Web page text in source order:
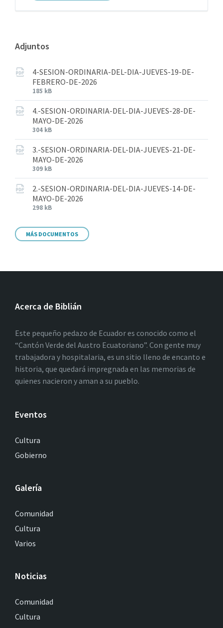
Adjuntos
4-SESION-ORDINARIA-DEL-DIA-JUEVES-19-DE-
FEBRERO-DE-2026
185 kB
4.-SESION-ORDINARIA-DEL-DIA-JUEVES-28-DE-
MAYO-DE-2026
304 kB
3.-SESION-ORDINARIA-DEL-DIA-JUEVES-21-DE-
MAYO-DE-2026
309 kB
2.-SESION-ORDINARIA-DEL-DIA-JUEVES-14-DE-
MAYO-DE-2026
298 kB
MÁS DOCUMENTOS
Acerca de Biblián
Este pequeño pedazo de Ecuador es conocido como el
“Cantón Verde del Austro Ecuatoriano”. Con gente muy
trabajadora y hospitalaria, es un sitio lleno de encanto e
historia, que quedará impregnada en las memorias de
quienes nacieron y aman a su pueblo.
Eventos
Cultura
Gobierno
Galería
Comunidad
Cultura
Varios
Noticias
Comunidad
Cultura